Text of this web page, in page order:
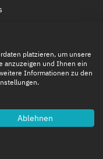
platzieren, um unsere
anzuzeigen und Ihnen ein
Informationen zu den
Ablehnen